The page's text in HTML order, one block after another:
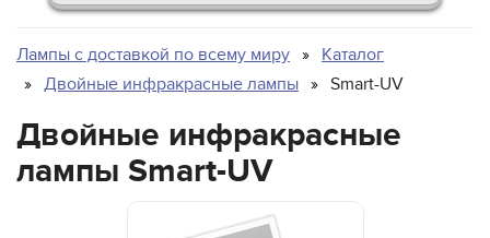
Лампы с доставкой по всему миру
Каталог
Двойные инфракрасные лампы
Smart-UV
Двойные инфракрасные
лампы Smart-UV